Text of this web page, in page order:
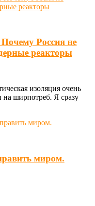
Россия не
реакторы
изоляция очень
ширпотреб. Я сразу
миром.